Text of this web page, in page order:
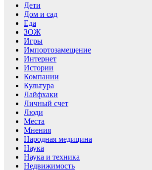
Дети
Дом и сад
Еда
ЗОЖ
Игры
Импортозамещение
Интернет
Истории
Компании
Культура
Лайфхаки
Личный счет
Люди
Места
Мнения
Народная медицина
Наука
Наука и техника
Недвижимость